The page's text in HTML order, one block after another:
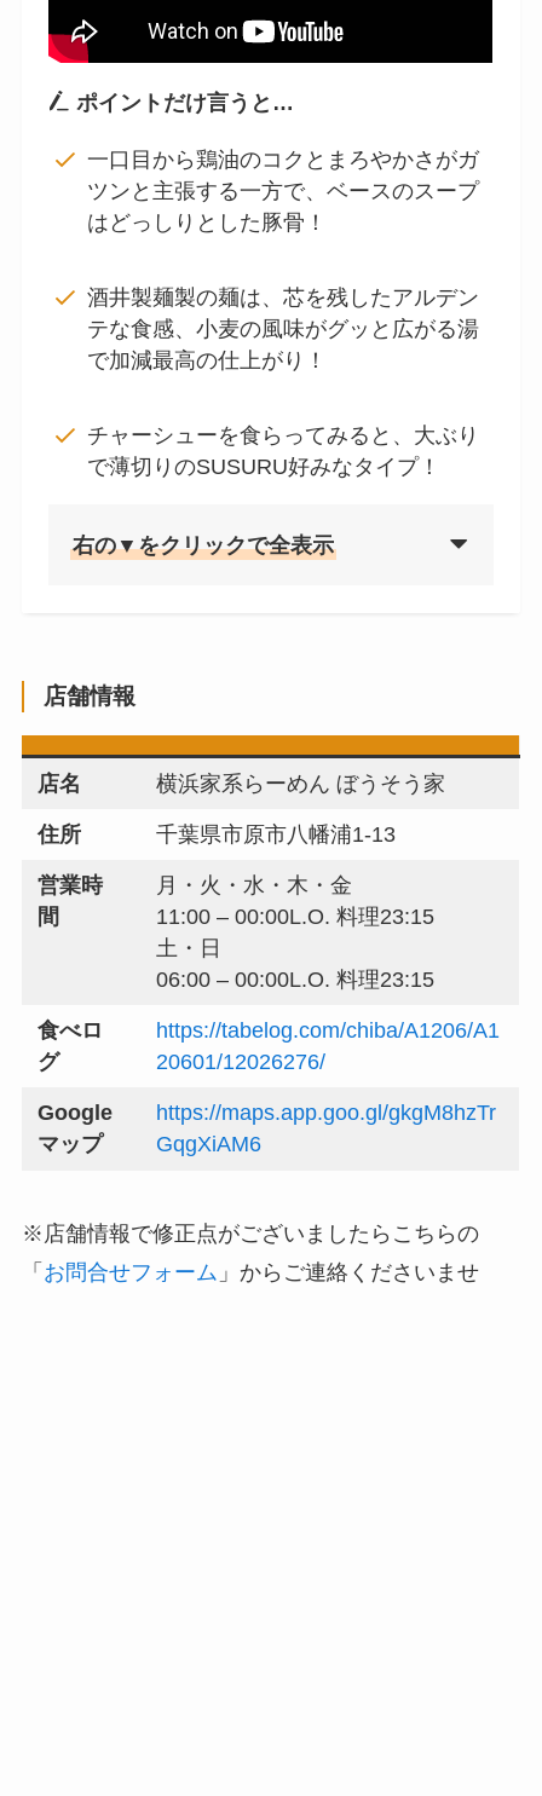
ポイントだけ言うと…
一口目から鶏油のコクとまろやかさがガ
ツンと主張する一方で、ベースのスープ
はどっしりとした豚骨！
酒井製麺製の麺は、芯を残したアルデン
テな食感、小麦の風味がグッと広がる湯
で加減最高の仕上がり！
チャーシューを食らってみると、大ぶり
で薄切りのSUSURU好みなタイプ！
右の▼をクリックで全表示
店舗情報
店名 横浜家系らーめん ぼうそう家
住所 千葉県市原市八幡浦1-13
営業時
間
月・火・水・木・金
11:00 – 00:00L.O. 料理23:15
土・日
06:00 – 00:00L.O. 料理23:15
食べロ
グ
https://tabelog.com/chiba/A1206/A1
20601/12026276/
Google
マップ
https://maps.app.goo.gl/gkgM8hzTr
GqgXiAM6
※店舗情報で修正点がございましたらこちらの
「 お問合せフォーム 」からご連絡くださいませ